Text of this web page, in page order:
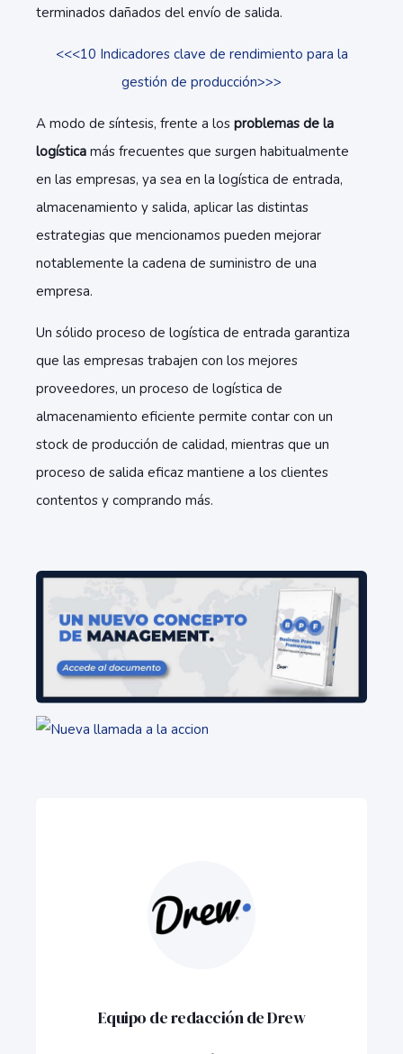
terminados dañados del envío de salida.
<<<10 Indicadores clave de rendimiento para la
gestión de producción>>>
A modo de síntesis, frente a los problemas de la
logística más frecuentes que surgen habitualmente
en las empresas, ya sea en la logística de entrada,
almacenamiento y salida, aplicar las distintas
estrategias que mencionamos pueden mejorar
notablemente la cadena de suministro de una
empresa.
Un sólido proceso de logística de entrada garantiza
que las empresas trabajen con los mejores
proveedores, un proceso de logística de
almacenamiento eficiente permite contar con un
stock de producción de calidad, mientras que un
proceso de salida eficaz mantiene a los clientes
contentos y comprando más.
Equipo de redacción de Drew